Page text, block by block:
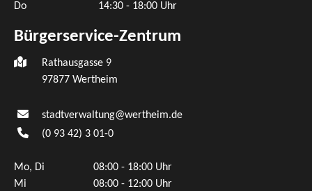
Do
14:30 - 18:00 Uhr
Bürgerservice-Zentrum
Rathausgasse 9
97877 Wertheim
stadtverwaltung@wertheim.de
(0 93 42) 3 01-0
Mo, Di
08:00 - 18:00 Uhr
Mi
08:00 - 12:00 Uhr